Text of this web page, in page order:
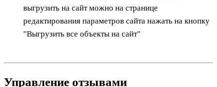
выгрузить на сайт можно на странице
редактирования параметров сайта нажать на кнопку
"Выгрузить все объекты на сайт"
Управление отзывами